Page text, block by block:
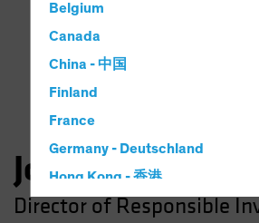
Belgium
Canada
China - 中国
Finland
France
Germany - Deutschland
Hong Kong - 香港
Hungary
John Huang, CFA
Director of Responsible